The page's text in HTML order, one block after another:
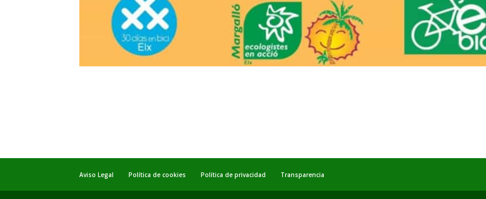
Aviso Legal Política de cookies Política de privacidad Transparencia